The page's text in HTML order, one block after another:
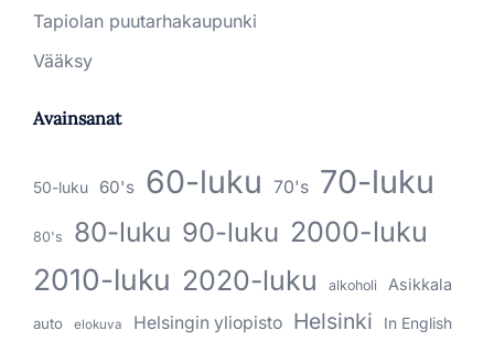
Tapiolan puutarhakaupunki
Vääksy
Avainsanat
50-luku 60's 60-luku 70's 70-luku
80's 80-luku 90-luku 2000-luku
2010-luku 2020-luku alkoholi Asikkala
auto elokuva Helsingin yliopisto Helsinki In English